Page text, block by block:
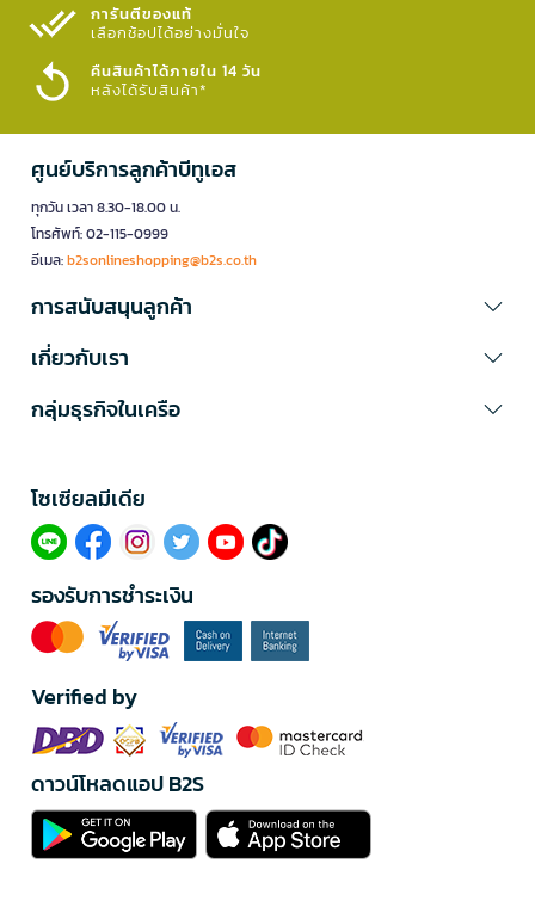
การันตีของแท้
เลือกช้อปได้อย่างมั่นใจ​
คืนสินค้าได้ภายใน 14 วัน
หลังได้รับสินค้า*
ศูนย์บริการลูกค้าบีทูเอส
ทุกวัน เวลา 8.30-18.00 น.
โทรศัพท์: 02-115-0999
อีเมล:b2sonlineshopping@b2s.co.th
การสนับสนุนลูกค้า
เกี่ยวกับเรา
กลุ่มธุรกิจในเครือ
โซเซียลมีเดีย​
รองรับการชำระเงิน
Verified by
ดาวน์โหลดแอป B2S